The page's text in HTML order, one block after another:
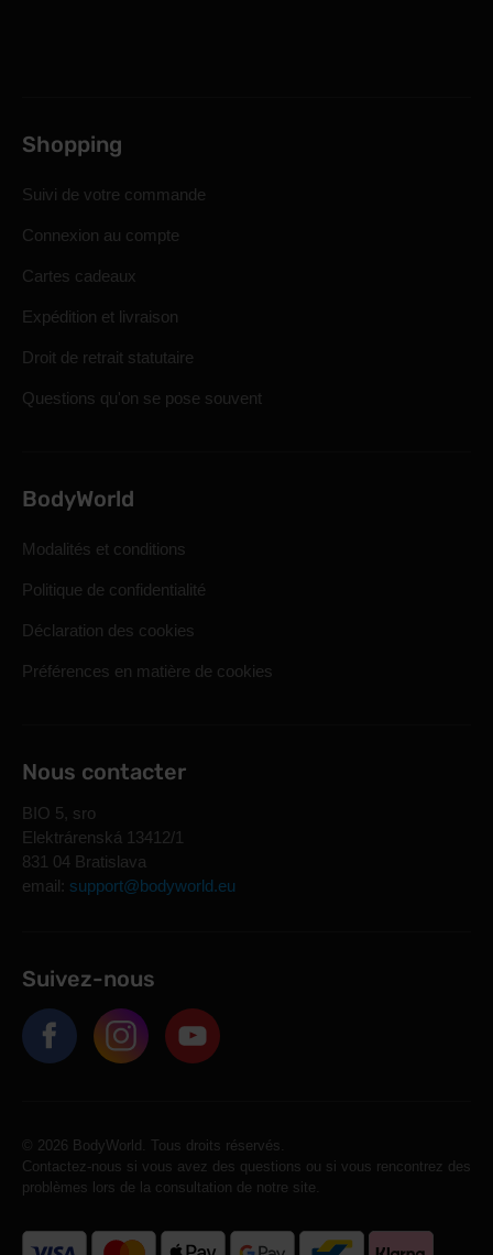
Shopping
Suivi de votre commande
Connexion au compte
Cartes cadeaux
Expédition et livraison
Droit de retrait statutaire
Questions qu'on se pose souvent
BodyWorld
Modalités et conditions
Politique de confidentialité
Déclaration des cookies
Préférences en matière de cookies
Nous contacter
BIO 5, sro
Elektrárenská 13412/1
831 04 Bratislava
email: support@bodyworld.eu
Suivez-nous
© 2026 BodyWorld. Tous droits réservés.
Contactez-nous si vous avez des questions ou si vous rencontrez des
problèmes lors de la consultation de notre site.